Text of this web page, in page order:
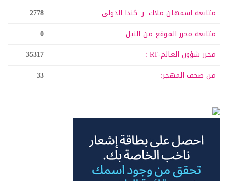
متابعة اسمهان ملاك: ر. كندا الدولي:
2778
متابعة محرر الموقع من النيل:
0
محرر شؤون العالم-RT :
35317
من صحف المهجر:
33